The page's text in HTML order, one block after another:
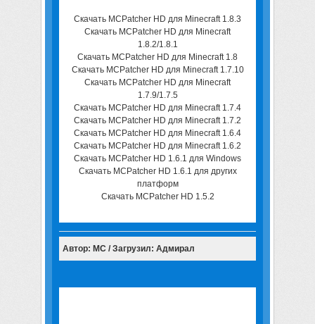
Скачать MCPatcher HD для Minecraft 1.8.3
Скачать MCPatcher HD для Minecraft
1.8.2/1.8.1
Скачать MCPatcher HD для Minecraft 1.8
Скачать MCPatcher HD для Minecraft 1.7.10
Скачать MCPatcher HD для Minecraft
1.7.9/1.7.5
Скачать MCPatcher HD для Minecraft 1.7.4
Скачать MCPatcher HD для Minecraft 1.7.2
Скачать MCPatcher HD для Minecraft 1.6.4
Скачать MCPatcher HD для Minecraft 1.6.2
Скачать MCPatcher HD 1.6.1 для Windows
Скачать MCPatcher HD 1.6.1 для других
платформ
Скачать MCPatcher HD 1.5.2
Автор: MC / Загрузил: Адмирал